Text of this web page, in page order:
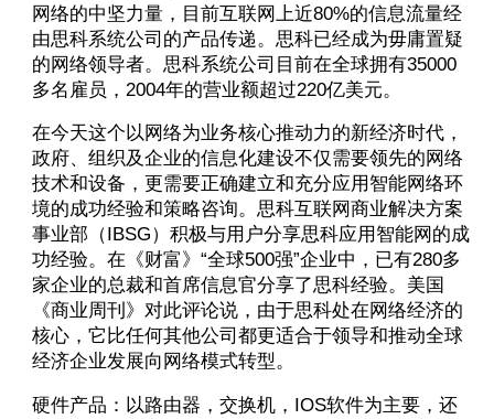
网络的中坚力量，目前互联网上近80%的信息流量经
由思科系统公司的产品传递。思科已经成为毋庸置疑
的网络领导者。思科系统公司目前在全球拥有35000
多名雇员，2004年的营业额超过220亿美元。
在今天这个以网络为业务核心推动力的新经济时代，
政府、组织及企业的信息化建设不仅需要领先的网络
技术和设备，更需要正确建立和充分应用智能网络环
境的成功经验和策略咨询。思科互联网商业解决方案
事业部（IBSG）积极与用户分享思科应用智能网的成
功经验。在《财富》“全球500强”企业中，已有280多
家企业的总裁和首席信息官分享了思科经验。美国
《商业周刊》对此评论说，由于思科处在网络经济的
核心，它比任何其他公司都更适合于领导和推动全球
经济企业发展向网络模式转型。
硬件产品：以路由器，交换机，IOS软件为主要，还